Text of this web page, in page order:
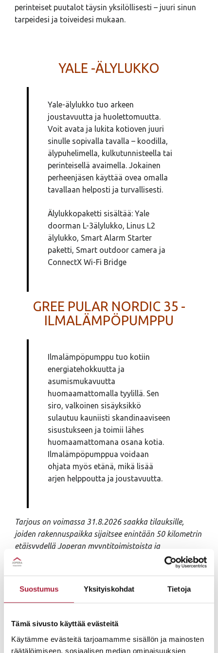
Suostumus Yksityiskohdat Tietoja
Tämä sivusto käyttää evästeitä
Käytämme evästeitä tarjoamamme sisällön ja mainosten
räätälöimiseen, sosiaalisen median ominaisuuksien
perinteiset puutalot täysin yksilöllisesti – juuri sinun
tarpeidesi ja toiveidesi mukaan.
YALE -ÄLYLUKKO
Yale-älylukko tuo arkeen
joustavuutta ja huolettomuutta.
Voit avata ja lukita kotioven juuri
sinulle sopivalla tavalla – koodilla,
älypuhelimella, kulkutunnisteella tai
perinteisellä avaimella. Jokainen
perheenjäsen käyttää ovea omalla
tavallaan helposti ja turvallisesti.
Älylukkopaketti sisältää: Yale
doorman L-3älylukko, Linus L2
älylukko, Smart Alarm Starter
paketti, Smart outdoor camera ja
ConnectX Wi-Fi Bridge
GREE PULAR NORDIC 35 -
ILMALÄMPÖPUMPPU
Ilmalämpöpumppu tuo kotiin
energiatehokkuutta ja
asumismukavuutta
huomaamattomalla tyylillä. Sen
siro, valkoinen sisäyksikkö
sulautuu kauniisti skandinaaviseen
sisustukseen ja toimii lähes
huomaamattomana osana kotia.
Ilmalämpöpumppua voidaan
ohjata myös etänä, mikä lisää
arjen helppoutta ja joustavuutta.
Tarjous on voimassa 31.8.2026 saakka tilauksille,
joiden rakennuspaikka sijaitsee enintään 50 kilometrin
etäisyydellä Joperan myyntitoimistoista ja
talotoimitus tapahtuu viimeistään 30.12.2026. Tarjous
Nyt on oikea hetki toteuttaa unelmasi uudesta
kodista – hyödynnä etusi! Kysy lisää talomyyjiltä!
Talomyyjämme